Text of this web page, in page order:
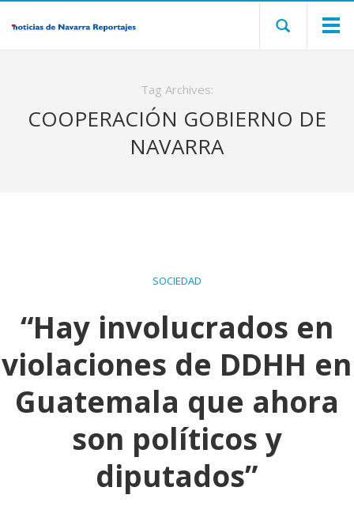
Tag Archives:
COOPERACIÓN GOBIERNO DE
NAVARRA
SOCIEDAD
“Hay involucrados en
violaciones de DDHH en
Guatemala que ahora
son políticos y
diputados”